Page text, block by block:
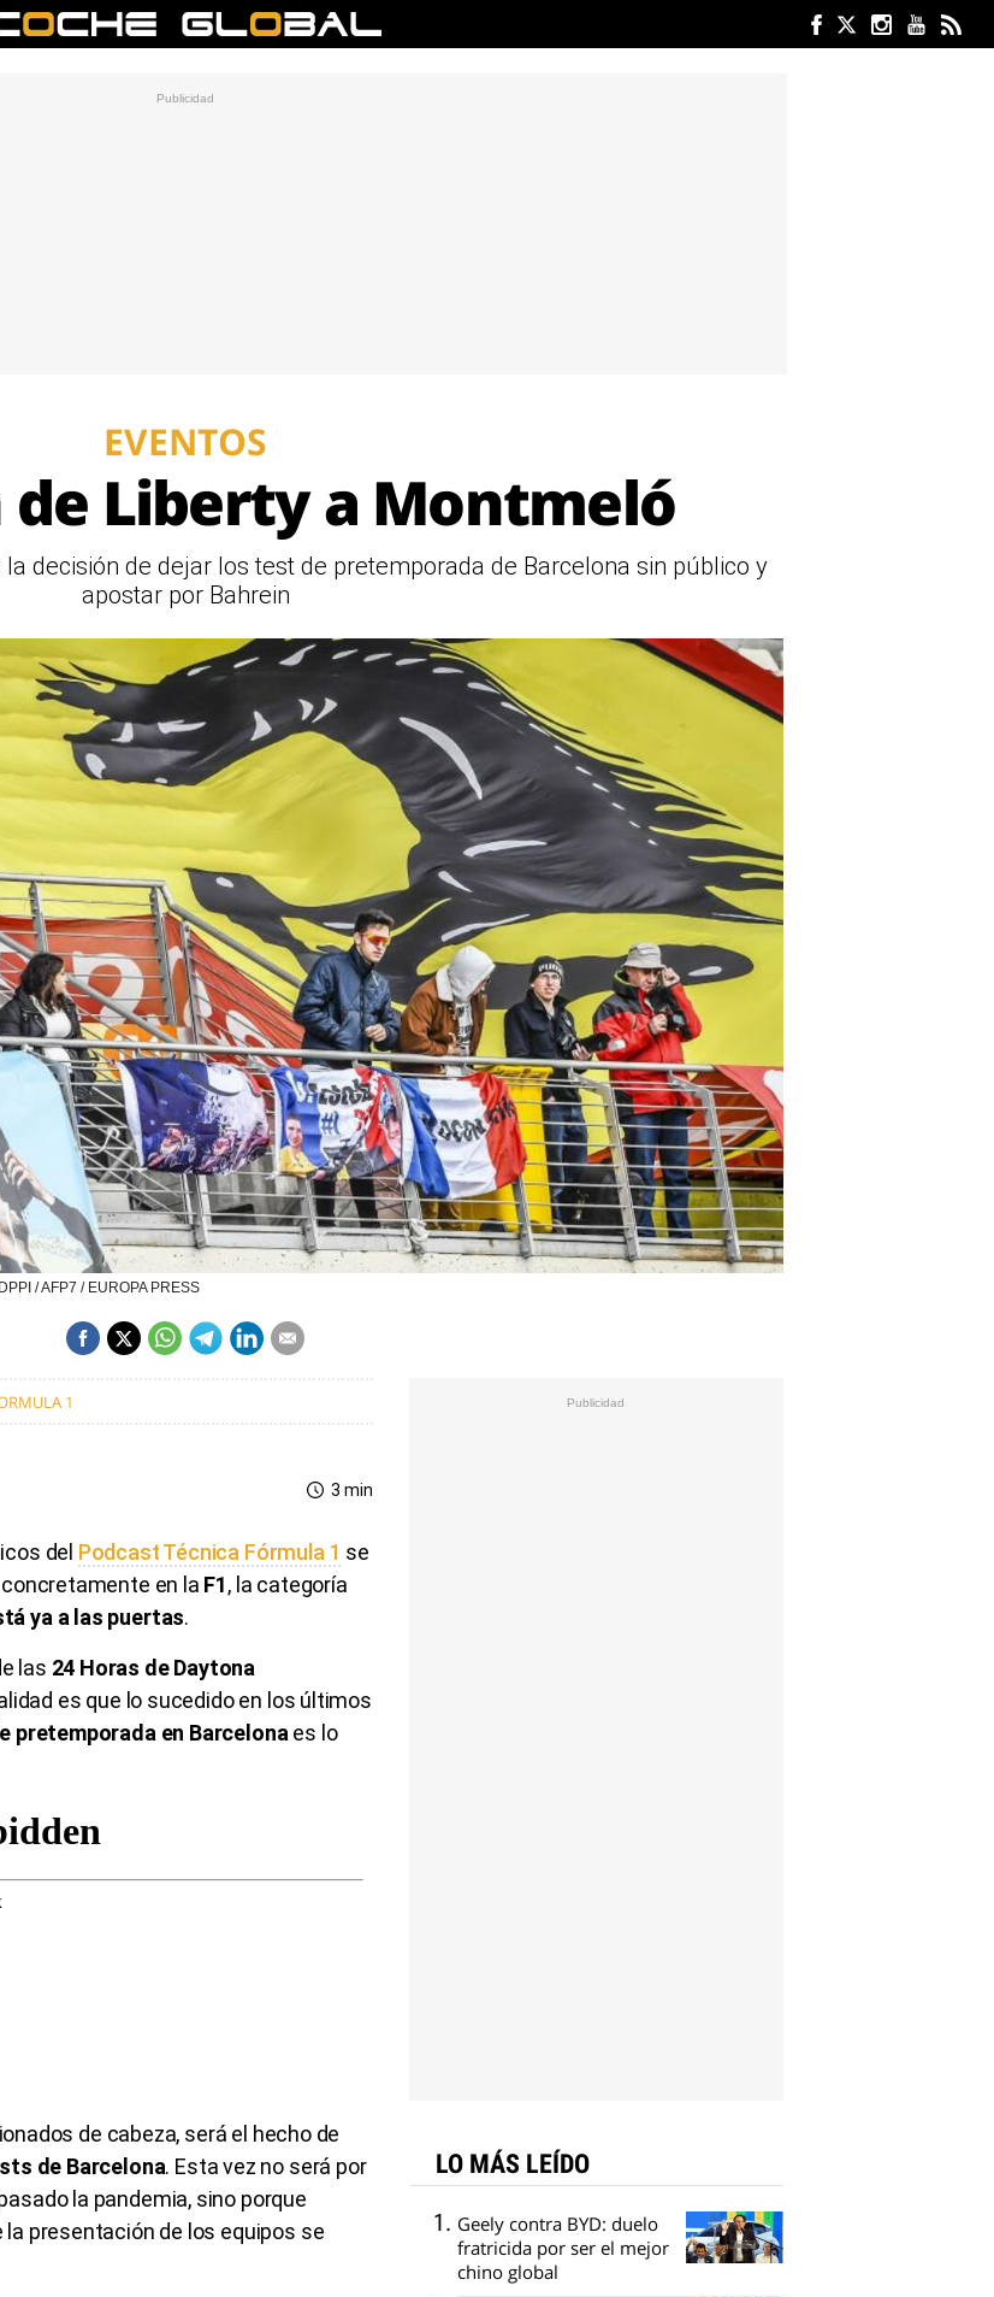
EVENTOS
Liberty a Montmeló
decisión de dejar los test de pretemporada de Barcelona sin público y
apostar por Bahrein
/ AFP7 / EUROPA PRESS
1
3 min
del Podcast Técnica Fórmula 1 se
en la F1, la categoría
ya a las puertas.
las 24 Horas de Daytona
es que lo sucedido en los últimos
pretemporada en Barcelona es lo
de cabeza, será el hecho de
de Barcelona. Esta vez no será por
la pandemia, sino porque
la presentación de los equipos se
LO MÁS LEÍDO
Geely contra BYD: duelo
fratricida por ser el mejor
chino global